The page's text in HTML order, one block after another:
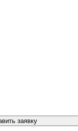
заявку